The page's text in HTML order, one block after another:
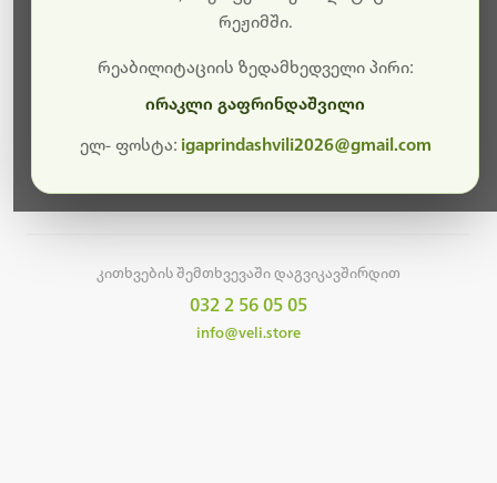
მალე ისევ ხელმისაწვდომი იქნება. გმადლობთ
კითხვების შემთხვევაში დაგვიკავშირდით
032 2 56 05 05
info@veli.store
რეჟიმში.
რეაბილიტაციის ზედამხედველი პირი:
ირაკლი გაფრინდაშვილი
ელ- ფოსტა: igaprindashvili2026@gmail.com